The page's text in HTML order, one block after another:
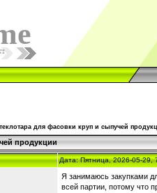
для фасовки круп и сыпучей
продукции
Дата: Пятница, 2026-05-
Я занимаюсь закупками
всей партии, потому что